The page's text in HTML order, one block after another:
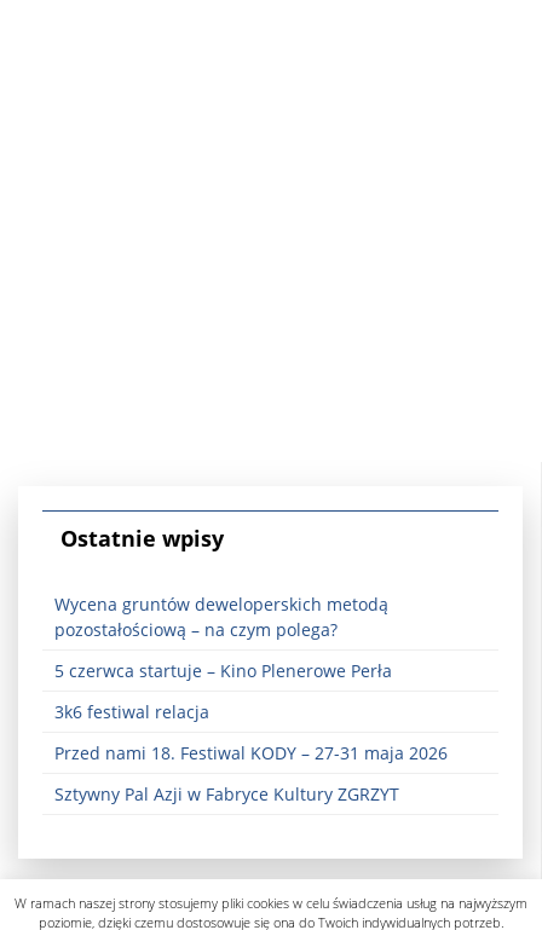
Ostatnie wpisy
Wycena gruntów deweloperskich metodą
pozostałościową – na czym polega?
5 czerwca startuje – Kino Plenerowe Perła
3k6 festiwal relacja
Przed nami 18. Festiwal KODY – 27-31 maja 2026
Sztywny Pal Azji w Fabryce Kultury ZGRZYT
W ramach naszej strony stosujemy pliki cookies w celu świadczenia usług na najwyższym
poziomie, dzięki czemu dostosowuje się ona do Twoich indywidualnych potrzeb.